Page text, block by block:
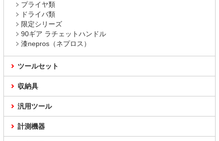
プライヤ類
ドライバ類
限定シリーズ
90ギア ラチェットハンドル
漆nepros（ネプロス）
ツールセット
収納具
汎用ツール
計測機器